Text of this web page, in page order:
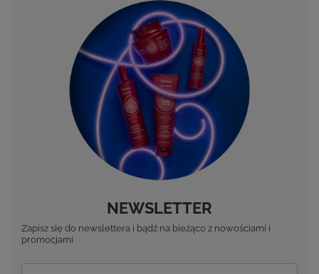
NEWSLETTER
Zapisz się do newslettera i bądź na bieżąco z nowościami i
promocjami